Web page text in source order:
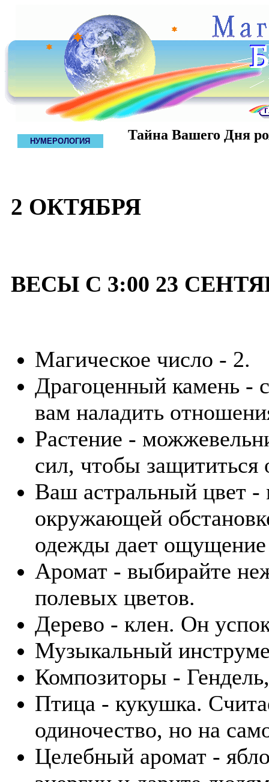
НУМЕРОЛОГИЯ Тайна Вашего Дня
2 ОКТЯБРЯ
ВЕСЫ С 3:00 23
Магическое число - 2.
Драгоценный камень -
вам наладить
Растение -
сил, чтобы
Ваш астральный цвет
окружающей
одежды дает ощущение
Аромат - выбирайте
полевых цветов.
Дерево - клен. Он
Музыкальный
Композиторы -
Птица - кукушка.
одиночество, но на
Целебный аромат -